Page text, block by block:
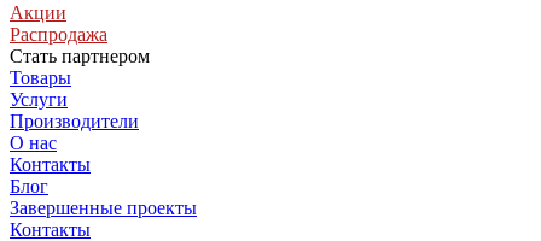
Акции
Распродажа
Стать партнером
Товары
Услуги
Производители
О нас
Контакты
Блог
Завершенные проекты
Контакты